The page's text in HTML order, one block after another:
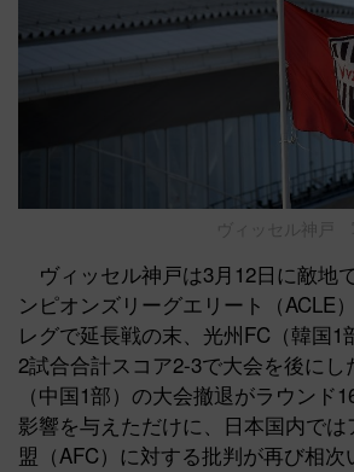
ヴィッセル神
ヴィッセル神戸は3月12日に敵地
ンピオンズリーグエリート（ACLE
レグで延長戦の末、光州FC（韓国1
2試合合計スコア2-3で大会を後にし
（中国1部）の大会撤退がラウンド
影響を与えただけに、日本国内で
盟（AFC）に対する批判が再び相次